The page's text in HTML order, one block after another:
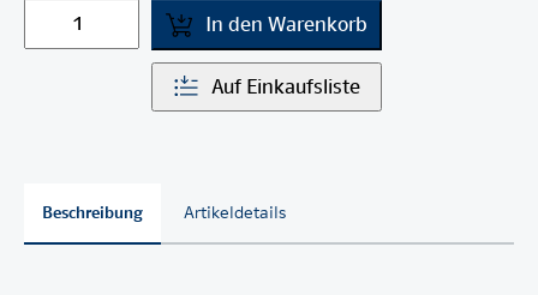
In den Warenkorb
Auf Einkaufsliste
Beschreibung Artikeldetails